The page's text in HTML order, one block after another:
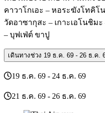
คาวาโกเอะ – หอระฆังโทคิโ
วัดอาซากุสะ – เกาะเอโนชิม
– บุฟเฟ่ต์ ขาปู
เดินทางช่วง 19 ธ.ค. 69 - 26 ธ.ค.
19 ธ.ค. 69 - 24 ธ.ค. 69
21 ธ.ค. 69 - 26 ธ.ค. 69